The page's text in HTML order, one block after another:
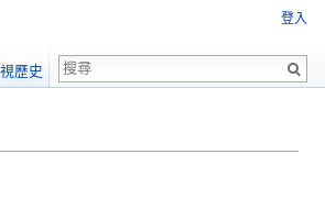
登入
歷史